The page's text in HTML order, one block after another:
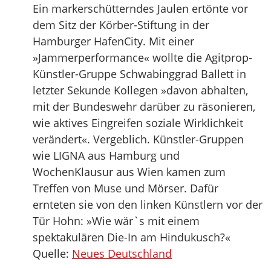
Ein markerschütterndes Jaulen ertönte vor
dem Sitz der Körber-Stiftung in der
Hamburger HafenCity. Mit einer
»Jammerperformance« wollte die Agitprop-
Künstler-Gruppe Schwabinggrad Ballett in
letzter Sekunde Kollegen »davon abhalten,
mit der Bundeswehr darüber zu räsonieren,
wie aktives Eingreifen soziale Wirklichkeit
verändert«. Vergeblich. Künstler-Gruppen
wie LIGNA aus Hamburg und
WochenKlausur aus Wien kamen zum
Treffen von Muse und Mörser. Dafür
ernteten sie von den linken Künstlern vor der
Tür Hohn: »Wie wär`s mit einem
spektakulären Die-In am Hindukusch?«
Quelle: Neues Deutschland